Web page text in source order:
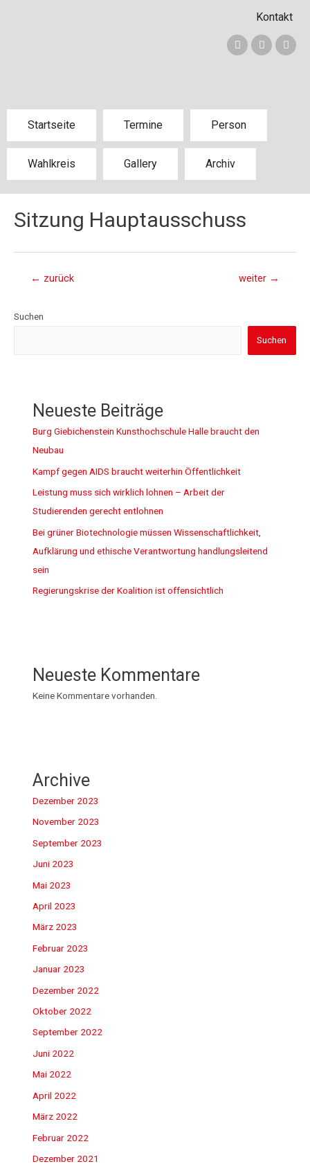
Kontakt
Startseite Termine Person
Wahlkreis Gallery Archiv
Sitzung Hauptausschuss
← zurück weiter →
Suchen
Suchen
Neueste Beiträge
Burg Giebichenstein Kunsthochschule Halle braucht den
Neubau
Kampf gegen AIDS braucht weiterhin Öffentlichkeit
Leistung muss sich wirklich lohnen – Arbeit der
Studierenden gerecht entlohnen
Bei grüner Biotechnologie müssen Wissenschaftlichkeit,
Aufklärung und ethische Verantwortung handlungsleitend
sein
Regierungskrise der Koalition ist offensichtlich
Neueste Kommentare
Keine Kommentare vorhanden.
Archive
Dezember 2023
November 2023
September 2023
Juni 2023
Mai 2023
April 2023
März 2023
Februar 2023
Januar 2023
Dezember 2022
Oktober 2022
September 2022
Juni 2022
Mai 2022
April 2022
März 2022
Februar 2022
Dezember 2021